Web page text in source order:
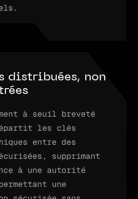
distribuées, non
à seuil breveté
les clés
entre des
supprimant
à une autorité
une